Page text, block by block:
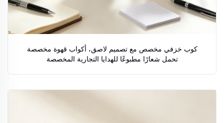
كوب خزفي مخصص مع تصميم لاصق، أكواب قهوة مخصصة
تحمل شعارًا مطبوعًا للهدايا التجارية المخصصة